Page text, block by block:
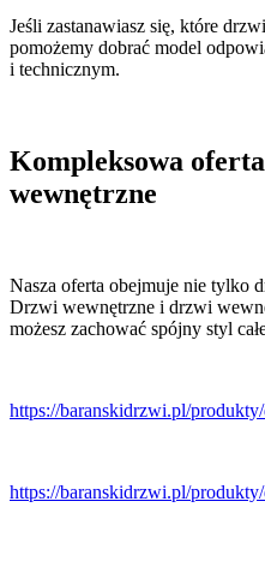
Jeśli zastanawiasz się, które
pomożemy dobrać model
i technicznym.
Kompleksowa
wewnętrzne
Nasza oferta obejmuje nie tylko
Drzwi wewnętrzne i drzwi
możesz zachować spójny styl
https://baranskidrzwi.pl/
https://baranskidrzwi.pl/